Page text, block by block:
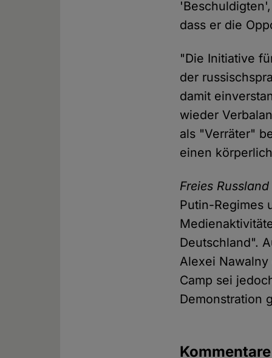
dass er die
"Die Initiative
der
damit
wieder
als "Verräter"
einen
Freies Russland
Putin-Regimes
Deutschland".
Alexei
Camp sei
Demonstration
Kommentare